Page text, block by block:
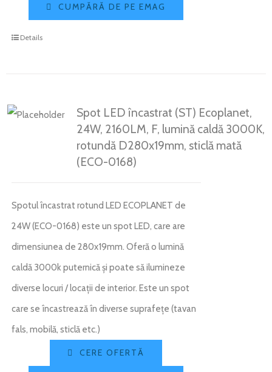
CUMPĂRĂ DE PE EMAG
Details
Spot LED încastrat (ST) Ecoplanet,
24W, 2160LM, F, lumină caldă 3000K,
rotundă D280x19mm, sticlă mată
(ECO-0168)
Spotul încastrat rotund LED ECOPLANET de
24W (ECO-0168) este un spot LED, care are
dimensiunea de 280x19mm. Oferă o lumină
caldă 3000k puternică și poate să ilumineze
diverse locuri / locații de interior. Este un spot
care se încastrează în diverse suprafețe (tavan
fals, mobilă, sticlă etc.)
CERE OFERTĂ